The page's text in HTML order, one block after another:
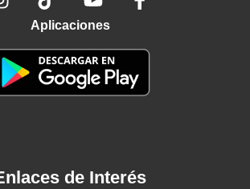
Aplicaciones
de Interés